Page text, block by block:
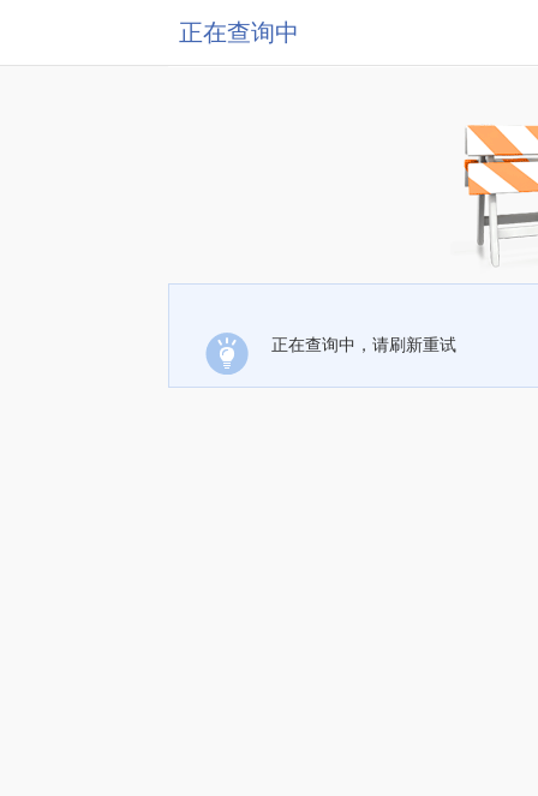
正在查询中
正在查询中，请刷新重试